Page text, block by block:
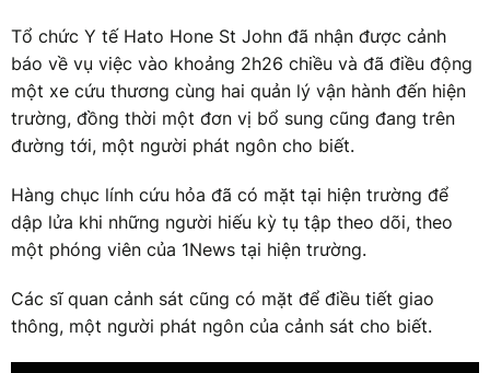
Tổ chức Y tế Hato Hone St John đã nhận được cảnh
báo về vụ việc vào khoảng 2h26 chiều và đã điều động
một xe cứu thương cùng hai quản lý vận hành đến hiện
trường, đồng thời một đơn vị bổ sung cũng đang trên
đường tới, một người phát ngôn cho biết.
Hàng chục lính cứu hỏa đã có mặt tại hiện trường để
dập lửa khi những người hiếu kỳ tụ tập theo dõi, theo
một phóng viên của 1News tại hiện trường.
Các sĩ quan cảnh sát cũng có mặt để điều tiết giao
thông, một người phát ngôn của cảnh sát cho biết.